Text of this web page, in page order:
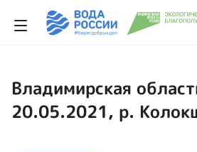
Владимирская
20.05.2021, р.